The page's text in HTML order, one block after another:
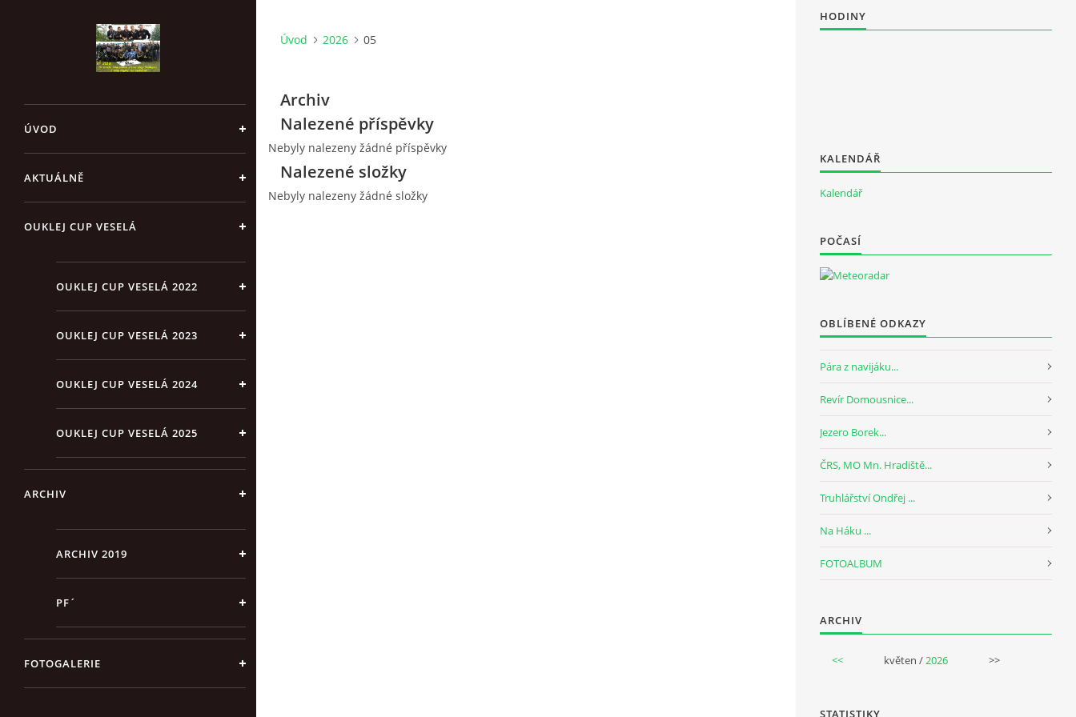
ÚVOD
AKTUÁLNĚ
OUKLEJ CUP VESELÁ
OUKLEJ CUP VESELÁ 2022
OUKLEJ CUP VESELÁ 2023
OUKLEJ CUP VESELÁ 2024
OUKLEJ CUP VESELÁ 2025
ARCHIV
ARCHIV 2019
PF´
FOTOGALERIE
Úvod 2026 05
Archiv
Nalezené příspěvky
Nebyly nalezeny žádné příspěvky
Nalezené složky
Nebyly nalezeny žádné složky
HODINY
KALENDÁŘ
Kalendář
POČASÍ
OBLÍBENÉ ODKAZY
Pára z navijáku...
Revír Domousnice...
Jezero Borek...
ČRS, MO Mn. Hradiště...
Truhlářství Ondřej ...
Na Háku ...
FOTOALBUM
ARCHIV
<< květen /2026 >>
STATISTIKY